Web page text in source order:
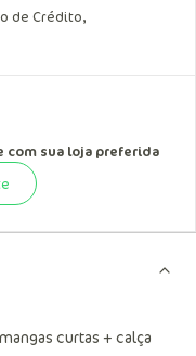
de Crédito,
com sua loja preferida
curtas + calça